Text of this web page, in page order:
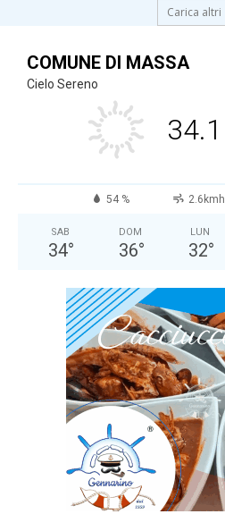
Carica altri
COMUNE DI MASSA
Cielo Sereno
34.1
54 % 2.6kmh
SAB
34°
DOM
36°
LUN
32°